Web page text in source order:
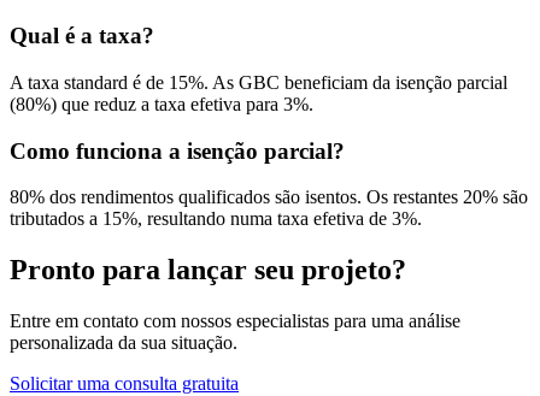
Qual é a taxa?
A taxa standard é de 15%. As GBC beneficiam da isenção parcial
(80%) que reduz a taxa efetiva para 3%.
Como funciona a isenção parcial?
80% dos rendimentos qualificados são isentos. Os restantes 20% são
tributados a 15%, resultando numa taxa efetiva de 3%.
Pronto para lançar seu projeto?
Entre em contato com nossos especialistas para uma análise
personalizada da sua situação.
Solicitar uma consulta gratuita